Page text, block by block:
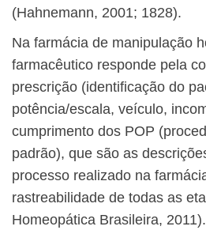
(Hahnemann, 2001; 1828).
Na farmácia de manipulação
farmacêutico responde pela
prescrição (identificação do
potência/escala, veículo,
cumprimento dos POP
padrão), que são as
processo realizado na
rastreabilidade de todas as
Homeopática Brasileira, 2011).